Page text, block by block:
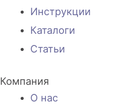
Инструкции
Каталоги
Статьи
Компания
О нас